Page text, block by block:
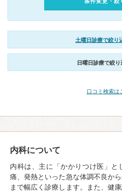
土曜日診療で絞り
日曜日診療で絞
口コミ検索は
内科について
内科は、主に「かかりつけ医」と
痛、発熱といった急な体調不良か
まで幅広く診療します。また、健